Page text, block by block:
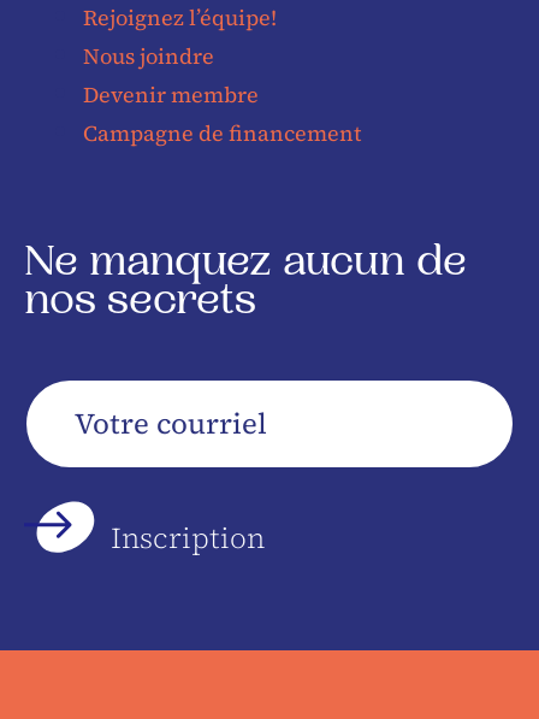
Rejoignez l’équipe!
Nous joindre
Devenir membre
Campagne de financement
Ne manquez aucun de
nos secrets
Votre
courriel